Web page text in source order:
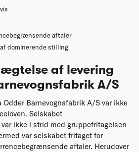
aftaler
af dominerende stilling
af levering
A/S
Barnevognsfabrik A/S var ikke
Selskabet
ikke i strid med gruppefritagelsen
var selskabet fritaget for
aftaler. Herudover